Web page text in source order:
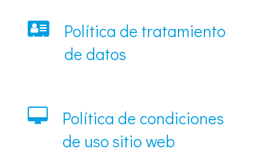
Política de tratamiento
de datos
Política de condiciones
de uso sitio web